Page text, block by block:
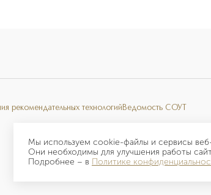
Мы используем cookie-файлы и сервисы
Они необходимы для улучшения работы
Подробнее – в Политике
рекомендательных технологий Ведомость СОУТ